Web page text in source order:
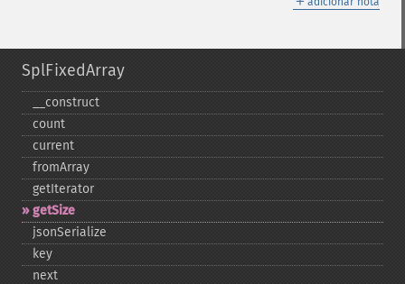
SplFixedArray
_​_​construct
count
current
fromArray
getIterator
getSize
jsonSerialize
key
next